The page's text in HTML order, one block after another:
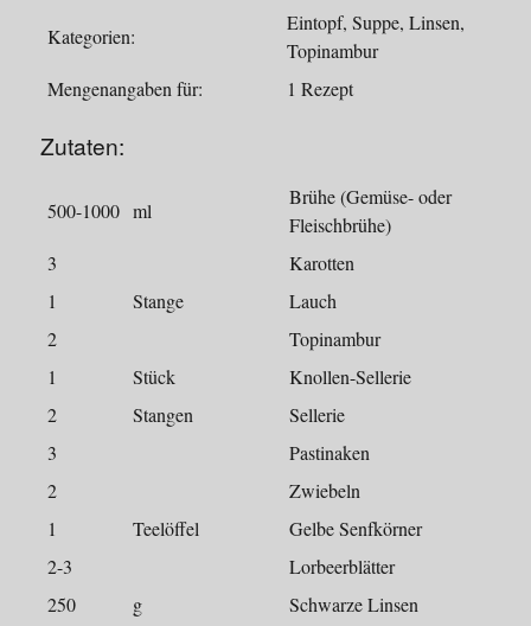
Kategorien:
Eintopf, Suppe, Linsen,
Topinambur
Mengenangaben für:
1 Rezept
Zutaten:
500-1000 ml
Brühe (Gemüse- oder
Fleischbrühe)
3
Karotten
1
Stange
Lauch
2
Topinambur
1
Stück
Knollen-Sellerie
2
Stangen
Sellerie
3
Pastinaken
2
Zwiebeln
1
Teelöffel
Gelbe Senfkörner
2-3
Lorbeerblätter
250
g
Schwarze Linsen